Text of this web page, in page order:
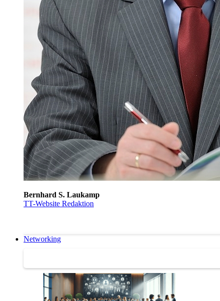
Bernhard S. Laukamp
TT-Website Redaktion
Networking